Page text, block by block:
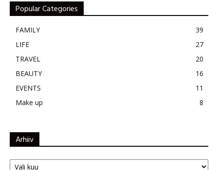
Popular Categories
FAMILY
39
LIFE
27
TRAVEL
20
BEAUTY
16
EVENTS
11
Make up
8
Arhiiv
Arhiiv